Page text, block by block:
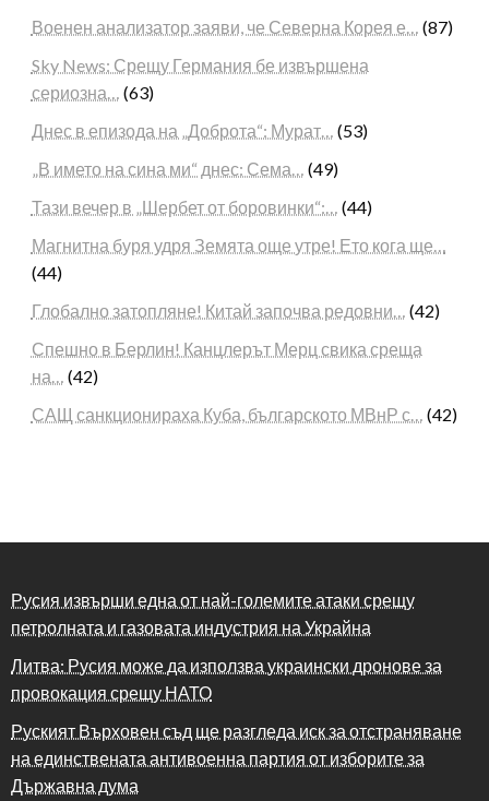
Военен анализатор заяви, че Северна Корея е… (87)
Sky News: Срещу Германия бе извършена
сериозна… (63)
Днес в епизода на „Доброта“: Мурат… (53)
„В името на сина ми“ днес: Сема… (49)
Тази вечер в „Шербет от боровинки“:… (44)
Магнитна буря удря Земята още утре! Ето кога ще…
(44)
Глобално затопляне! Китай започва редовни… (42)
Спешно в Берлин! Канцлерът Мерц свика среща
на… (42)
САЩ санкционираха Куба, българското МВнР с… (42)
Русия извърши една от най-големите атаки срещу
петролната и газовата индустрия на Украйна
Литва: Русия може да използва украински дронове за
провокация срещу НАТО
Руският Върховен съд ще разгледа иск за отстраняване
на единствената антивоенна партия от изборите за
Държавна дума